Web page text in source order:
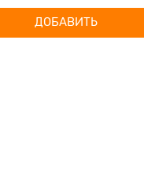
ДОБАВИТЬ